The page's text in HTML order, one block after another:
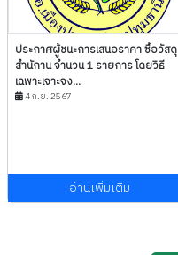
ประกาศผู้ชนะการเสนอราคา ซื้อวัสดุ
สำนักาน จำนวน 1 รายการ โดยวิธี
เฉพาะเจาะจง...
4 ก.ย. 2567
อ่านเพิ่มเติม